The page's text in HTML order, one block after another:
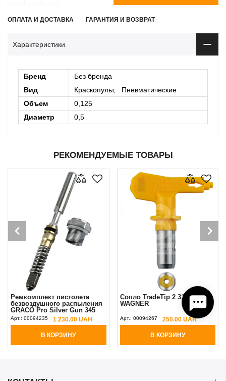
ОПЛАТА И ДОСТАВКА ГАРАНТИЯ И ВОЗВРАТ
Характеристики
Бренд
Без бренда
Вид
Краскопульт, Пневматические
Объем
0,125
Диаметр
0,5
РЕКОМЕНДУЕМЫЕ ТОВАРЫ
Ремкомплект пистолета
безвоздушного распыления
GRACO Pro Silver Gun 345
bar (аналог)
Арт.: 00094235 1 230.00 UAH
В КОРЗИНУ
Сопло TradeTip 2 317 Yellow
WAGNER
Арт.: 00094267 250.00 UAH
В КОРЗИНУ